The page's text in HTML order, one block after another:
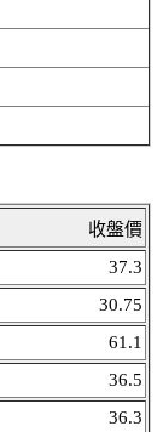
收盤價
37.3
30.75
61.1
36.5
36.3